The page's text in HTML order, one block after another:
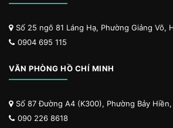
Số 25 ngõ 81 Láng Hạ, Phường Giảng Võ,
0904 695 115
VĂN PHÒNG HỒ CHÍ MINH
Số 87 Đường A4 (K300), Phường Bảy
090 226 8618